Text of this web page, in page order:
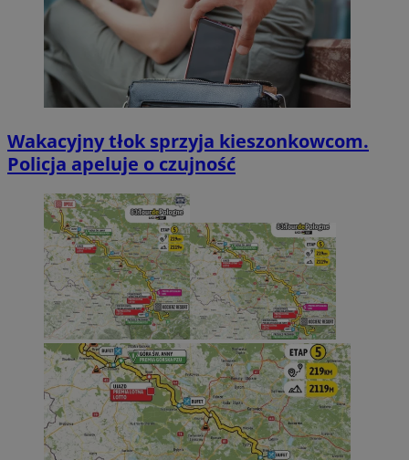
Wakacyjny tłok sprzyja kieszonkowcom.
Policja apeluje o czujność